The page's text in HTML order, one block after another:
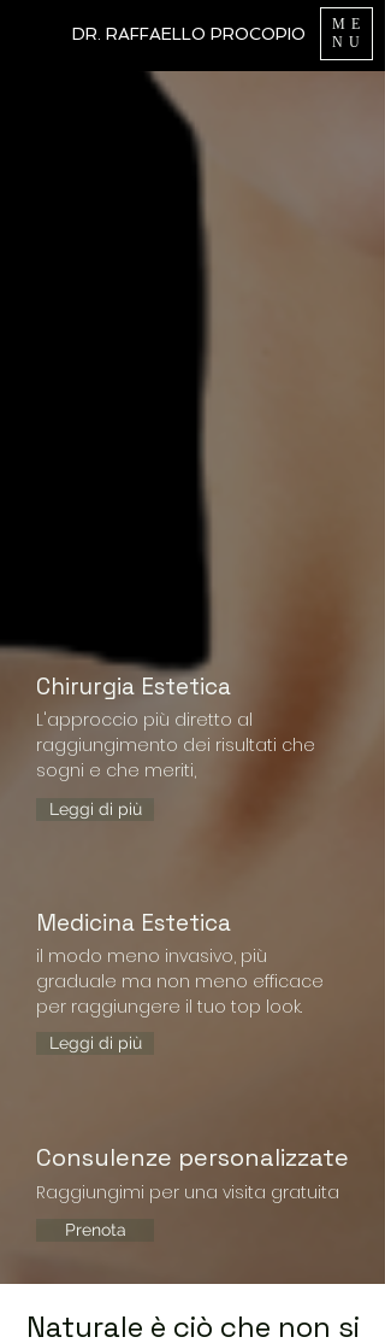
ME
NU
DR. RAFFAELLO PROCOPIO
Chirurgia Estetica
L'approccio più diretto al
raggiungimento dei risultati che
sogni e che meriti,
Leggi di più
Medicina Estetica
il modo meno invasivo, più
graduale ma non meno efficace
per raggiungere il tuo top look.
Leggi di più
Consulenze personalizzate
Raggiungimi per una visita gratuita
Prenota
Naturale è ciò che non si